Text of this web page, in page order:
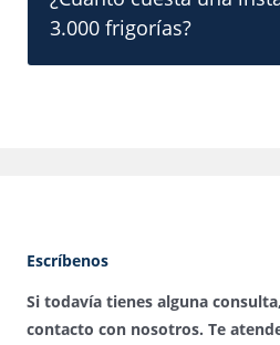
3.000 frigorías?
Escríbenos
Si todavía tienes alguna
contacto con nosotros. Te